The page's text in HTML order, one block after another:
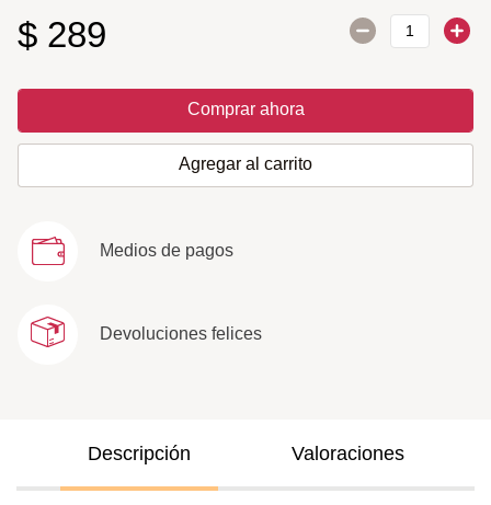
$ 289
Comprar ahora
Agregar al carrito
Medios de pagos
Devoluciones felices
Descripción Valoraciones